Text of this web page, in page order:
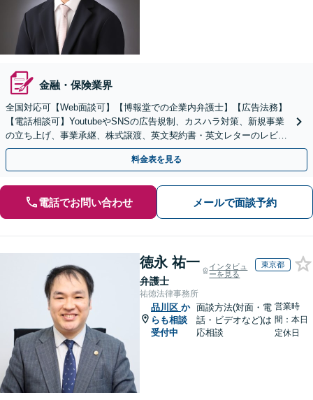
金融・保険業界
全国対応可【Web面談可】【博報堂での企業内弁護士】【広告法務】
【電話相談可】YoutubeやSNSの広告規制、カスハラ対策、新規事業
の立ち上げ、事業承継、株式譲渡、英文契約書・英文レターのレビュ
ー・ドラフトなどに対応。
料金表を見る
電話でお問い合わせ メールで面談予約
徳永 祐一
弁護士
インタビュ
ーを見る
東京都
祐徳法律事務所
品川区 か
らも相談
受付中
面談方法(対面・電
話・ビデオなど)は
応相談
営業時
間：本日
定休日